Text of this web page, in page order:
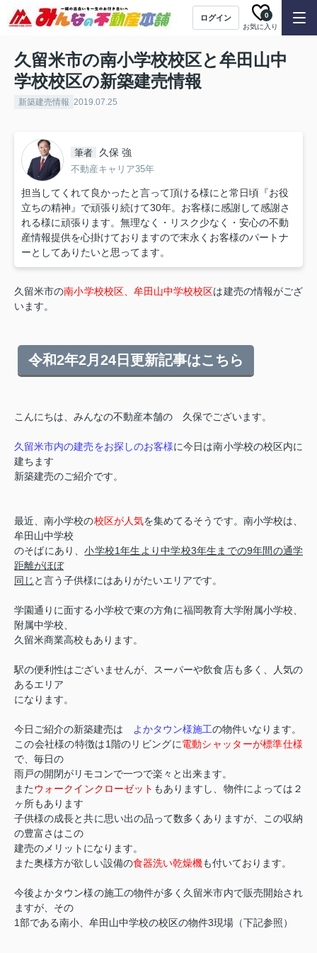
ログイン
お気に入り
0
久留米市の南小学校校区と牟田山中
学校校区の新築建売情報
新築建売情報 2019.07.25
筆者 久保 強
不動産キャリア35年
担当してくれて良かったと言って頂ける様にと常日頃『お役
立ちの精神』で頑張り続けて30年。お客様に感謝して感謝さ
れる様に頑張ります。無理なく・リスク少なく・安心の不動
産情報提供を心掛けておりますので末永くお客様のパートナ
ーとしてありたいと思ってます。
久留米市の南小学校校区、牟田山中学校校区は建売の情報がござ
います。
令和2年2月 24 日更新記事はこちら
こんにちは、みんなの不動産本舗の 久保でございます。
久留米市内の建売をお探しのお客様に今日は南小学校の校区内に
建ちます
新築建売のご紹介です。
最近、南小学校の校区が人気を集めてるそうです。南小学校は、
牟田山中学校
のそばにあり、小学校1年生より中学校3年生までの9年間の通学
距離がほぼ
同じ と言う子供様にはありがたいエリアです。
学園通りに面する小学校で東の方角に福岡教育大学附属小学校、
附属中学校、
久留米商業高校もあります。
駅の便利性はございませんが、スーパーや飲食店も多く、人気の
あるエリア
になります。
今日ご紹介の新築建売は よかタウン様施工の物件いなります。
この会社様の特徴は1階のリビングに電動シャッターが標準仕様
で、毎日の
雨戸の開閉がリモコンで一つで楽々と出来ます。
またウォークインクローゼット もありますし、物件によっては２
ヶ所もあります
子供様の成長と共に思い出の品って数多くありますが、この収納
の豊富さはこの
建売のメリットになります。
また奥様方が欲しい設備の食器洗い乾燥機も付いております。
今後よかタウン様の施工の物件が多く久留米市内で販売開始され
ますが、その
1部である南小、牟田山中学校の校区の物件3現場（下記参照）